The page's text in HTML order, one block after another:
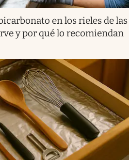
en los rieles de las
y por qué lo recomiendan